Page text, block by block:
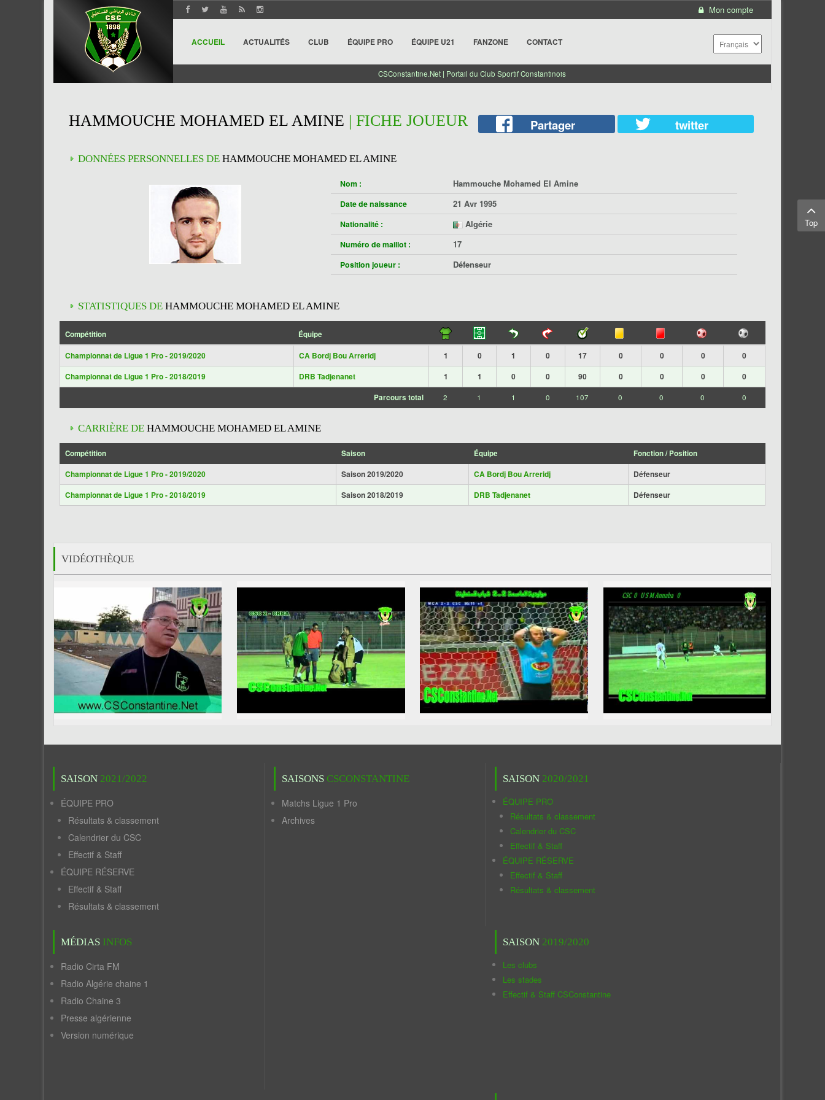
Mon compte
ACCUEIL ACTUALITÉS CLUB ÉQUIPE PRO ÉQUIPE U21 FANZONE CONTACT
CSConstantine.Net | Portail du Club Sportif Constantinois
HAMMOUCHE MOHAMED EL AMINE | FICHE JOUEUR Partager twitter
DONNÉES PERSONNELLES DE HAMMOUCHE MOHAMED EL AMINE
Nom : Hammouche Mohamed El Amine
Date de naissance 21 Avr 1995
Nationalité : Algérie
Numéro de maillot : 17
Position joueur : Défenseur
STATISTIQUES DE HAMMOUCHE MOHAMED EL AMINE
Compétition Équipe
Championnat de Ligue 1 Pro - 2019/2020 CA Bordj Bou Arreridj 1 0 1 0 17 0 0 0
0
Championnat de Ligue 1 Pro - 2018/2019
DRB Tadjenanet 1 1 0 0 90 0 0 0 0
Parcours total 2 1 1 0 107 0 0 0 0
CARRIÈRE DE HAMMOUCHE MOHAMED EL AMINE
Compétition Saison Équipe Fonction / Position
Championnat de Ligue 1 Pro - 2019/2020 Saison 2019/2020 CA Bordj Bou Arreridj
Défenseur
Championnat de Ligue 1 Pro - 2018/2019
Saison 2018/2019 DRB Tadjenanet Défenseur
VIDÉOTHÈQUE
SAISON 2021/2022
ÉQUIPE PRO
Résultats & classement
Calendrier du CSC
Effectif & Staff
ÉQUIPE RÉSERVE
Effectif & Staff
Résultats & classement
MÉDIAS INFOS
Radio Cirta FM
Radio Algérie chaine 1
Radio Chaine 3
Presse algérienne
Version numérique
SAISONS CSCONSTANTINE
Matchs Ligue 1 Pro
Archives
SAISON 2020/2021
ÉQUIPE PRO
Résultats & classement
Calendrier du CSC
Effectif & Staff
ÉQUIPE RÉSERVE
Effectif & Staff
Résultats & classement
SAISON 2019/2020
Les clubs
Les stades
Effectif & Staff CSConstantine
Top